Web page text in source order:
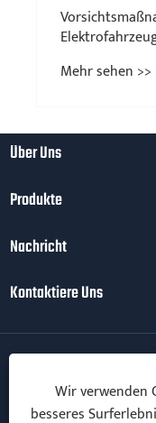
Mehr sehen >>
Über Uns
Produkte
Nachricht
Kontaktiere Uns
Copyright © 2025
Wir verwenden
besseres